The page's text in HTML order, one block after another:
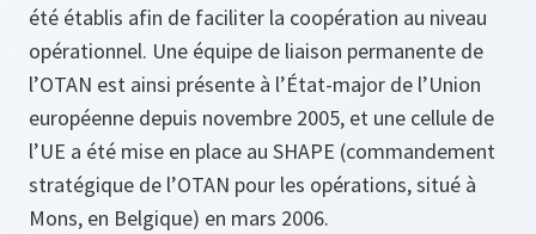
été établis afin de faciliter la coopération au niveau
opérationnel. Une équipe de liaison permanente de
l’OTAN est ainsi présente à l’État-major de l’Union
européenne depuis novembre 2005, et une cellule de
l’UE a été mise en place au SHAPE (commandement
stratégique de l’OTAN pour les opérations, situé à
Mons, en Belgique) en mars 2006.